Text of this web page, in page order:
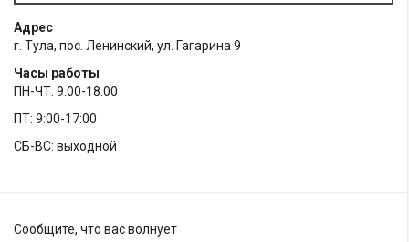
Адрес
г. Тула, пос. Ленинский, ул. Гагарина 9
Часы работы
ПН-ЧТ: 9:00-18:00
ПТ: 9:00-17:00
СБ-ВС: выходной
Сообщите, что вас волнует